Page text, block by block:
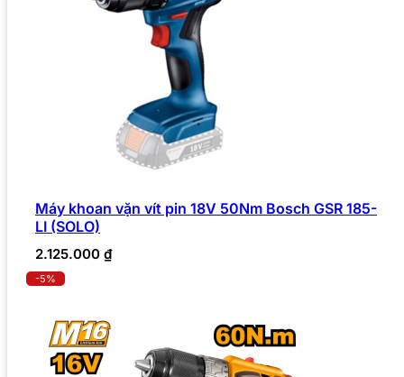
Máy khoan vặn vít pin 18V 50Nm Bosch GSR 185-
LI (SOLO)
2.125.000 ₫
-5%